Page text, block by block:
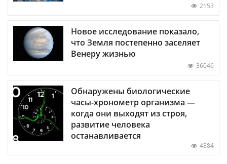
2153
Новое исследование показало,
что Земля постепенно заселяет
Венеру жизнью
36046
Обнаружены биологические
часы-хронометр организма —
когда они выходят из строя,
развитие человека
останавливается
4884